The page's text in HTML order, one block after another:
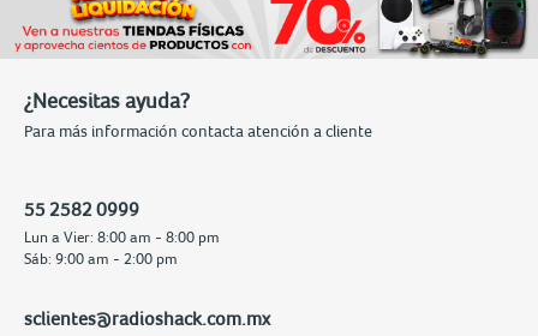
¿Necesitas ayuda?
Para más información contacta atención a cliente
55 2582 0999
Lun a Vier: 8:00 am - 8:00 pm
Sáb: 9:00 am - 2:00 pm
sclientes@radioshack.com.mx